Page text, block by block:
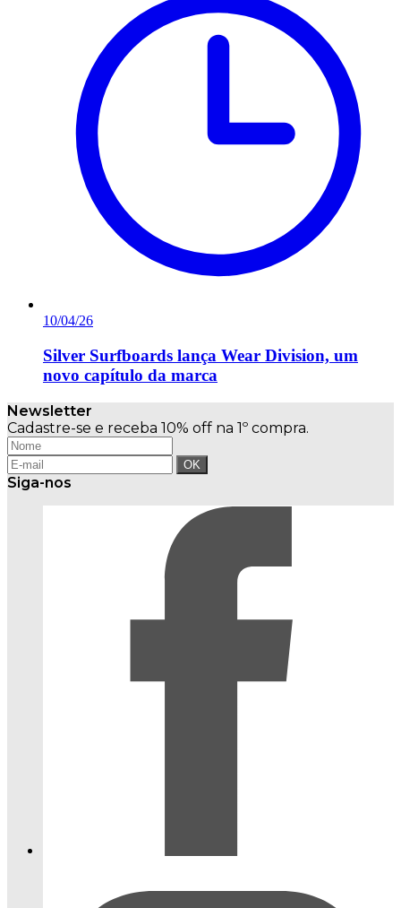
10/04/26
Silver Surfboards lança Wear Division, um
novo capítulo da marca
Newsletter
Cadastre-se e receba 10% off na 1º compra.
Siga-nos